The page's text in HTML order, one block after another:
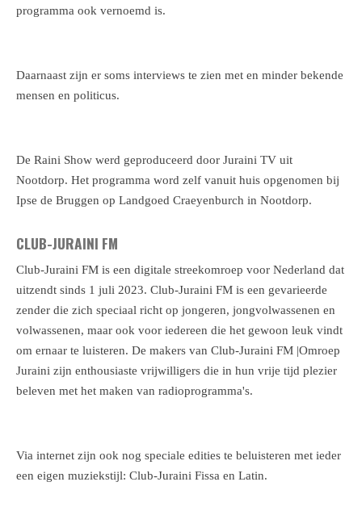
programma ook vernoemd is.
Daarnaast zijn er soms interviews te zien met en minder bekende
mensen en politicus.
De Raini Show werd geproduceerd door Juraini TV uit
Nootdorp. Het programma word zelf vanuit huis opgenomen bij
Ipse de Bruggen op Landgoed Craeyenburch in Nootdorp.
CLUB-JURAINI FM
Club-Juraini FM is een digitale streekomroep voor Nederland dat
uitzendt sinds 1 juli 2023. Club-Juraini FM is een gevarieerde
zender die zich speciaal richt op jongeren, jongvolwassenen en
volwassenen, maar ook voor iedereen die het gewoon leuk vindt
om ernaar te luisteren. De makers van Club-Juraini FM |Omroep
Juraini zijn enthousiaste vrijwilligers die in hun vrije tijd plezier
beleven met het maken van radioprogramma's.
Via internet zijn ook nog speciale edities te beluisteren met ieder
een eigen muziekstijl: Club-Juraini Fissa en Latin.